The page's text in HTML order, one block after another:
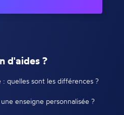
d'aides ?
quelles sont les différences ?
enseigne personnalisée ?